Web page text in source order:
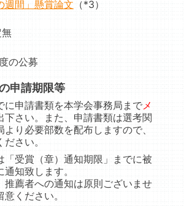
週間」懸賞論文 （*3）
無
の公募
申請期限等
に申請書類を本学会事務局までメ
下さい。また、申請書類は選考関
り必要部数を配布しますので、
さい。
「受賞（章）通知期限」までに被
知致します。
推薦者への通知は原則ございませ
ください。